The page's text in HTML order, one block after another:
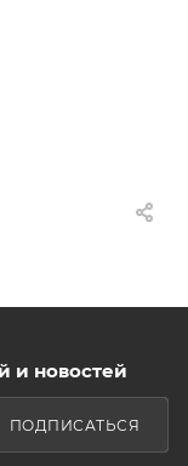
и новостей
ПОДПИСАТЬСЯ